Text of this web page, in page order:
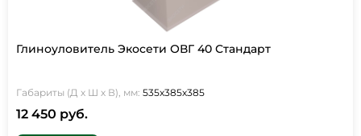
Глиноуловитель Экосети ОВГ 40 Стандарт
Габариты (Д х Ш х В), мм: 535х385х385
12 450 руб.